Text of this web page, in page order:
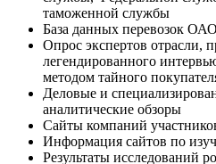
таможенной службы
База данных перевозок
Опрос экспертов отрасли,
легендированного
методом тайного
Деловые и
аналитические обзоры
Сайты компаний
Информация сайтов по
Результаты исследований